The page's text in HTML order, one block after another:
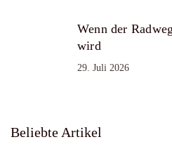
Wenn der
wird
29. Juli 2026
Beliebte Artikel